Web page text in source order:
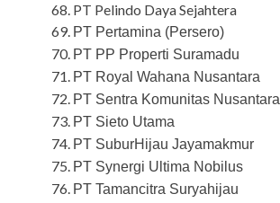
PT Pelindo Daya Sejahtera
PT Pertamina (Persero)
PT PP Properti Suramadu
PT Royal Wahana Nusantara
PT Sentra Komunitas Nusantara
PT Sieto Utama
PT SuburHijau Jayamakmur
PT Synergi Ultima Nobilus
PT Tamancitra Suryahijau